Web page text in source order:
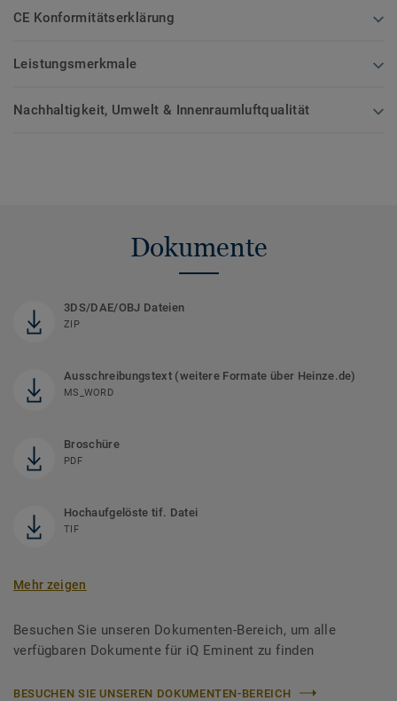
CE Konformitätserklärung
Leistungsmerkmale
Nachhaltigkeit, Umwelt & Innenraumluftqualität
Dokumente
3DS/DAE/OBJ Dateien
ZIP
Ausschreibungstext (weitere Formate über Heinze.de)
MS_WORD
Broschüre
PDF
Hochaufgelöste tif. Datei
TIF
Mehr zeigen
Besuchen Sie unseren Dokumenten-Bereich, um alle
verfügbaren Dokumente für iQ Eminent zu finden
BESUCHEN SIE UNSEREN DOKUMENTEN-BEREICH